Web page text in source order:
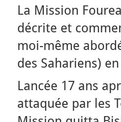
La Mission
décrite et
moi-même
des Sahariens)
Lancée 17 ans
attaquée par les